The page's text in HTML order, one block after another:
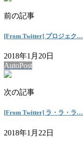
前の記事
[From Twitter] プロジェク…
2018年1月20日
AutoPost
次の記事
[From Twitter] ラ・ラ・ラ…
2018年1月22日